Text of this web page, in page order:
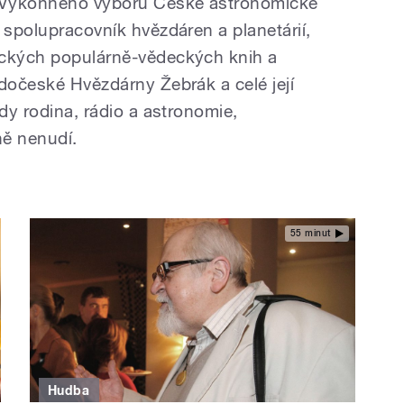
hvězdáren a planetárií,
populárně-vědeckých knih a
Hvězdárny Žebrák a celé její
rodina, rádio a astronomie,
nenudí.
55 minut
Hudba